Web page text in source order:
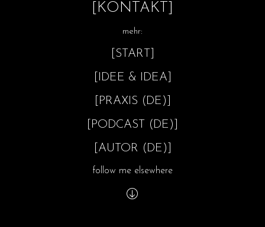
[KONTAKT]
mehr:
[START]
[IDEE & IDEA]
[PRAXIS (DE)]
[PODCAST (DE)]
[AUTOR (DE)]
follow me elsewhere